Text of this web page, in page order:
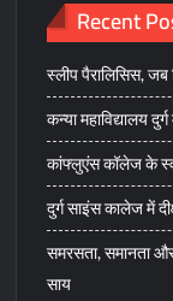
Recent
स्लीप पैरालिसिस, जब
कन्या महाविद्यालय
कांफ्लुएंस कॉलेज के
दुर्ग साइंस कालेज में
समरसता, समानता
साय